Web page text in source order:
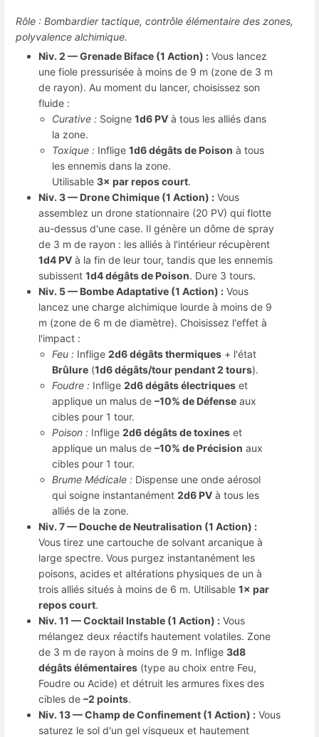
Rôle : Bombardier tactique, contrôle élémentaire des zones,
polyvalence alchimique.
Niv. 2 — Grenade Biface (1 Action) : Vous lancez
une fiole pressurisée à moins de 9 m (zone de 3 m
de rayon). Au moment du lancer, choisissez son
fluide :
Curative : Soigne1d6 PV à tous les alliés dans
la zone.
Toxique : Inflige1d6 dégâts de Poison à tous
les ennemis dans la zone.
Utilisable3× par repos court.
Niv. 3 — Drone Chimique (1 Action) : Vous
assemblez un drone stationnaire (20 PV) qui flotte
au-dessus d'une case. Il génère un dôme de spray
de 3 m de rayon : les alliés à l'intérieur récupèrent
1d4 PV à la fin de leur tour, tandis que les ennemis
subissent 1d4 dégâts de Poison. Dure 3 tours.
Niv. 5 — Bombe Adaptative (1 Action) : Vous
lancez une charge alchimique lourde à moins de 9
m (zone de 6 m de diamètre). Choisissez l'effet à
l'impact :
Feu : Inflige2d6 dégâts thermiques + l'état
Brûlure (1d6 dégâts/tour pendant 2 tours).
Foudre : Inflige2d6 dégâts électriques et
applique un malus de–10% de Défense aux
cibles pour 1 tour.
Poison : Inflige2d6 dégâts de toxines et
applique un malus de–10% de Précision aux
cibles pour 1 tour.
Brume Médicale : Dispense une onde aérosol
qui soigne instantanément2d6 PV à tous les
alliés de la zone.
Niv. 7 — Douche de Neutralisation (1 Action) :
Vous tirez une cartouche de solvant arcanique à
large spectre. Vous purgez instantanément les
poisons, acides et altérations physiques de un à
trois alliés situés à moins de 6 m. Utilisable 1× par
repos court.
Niv. 11 — Cocktail Instable (1 Action) : Vous
mélangez deux réactifs hautement volatiles. Zone
de 3 m de rayon à moins de 9 m. Inflige 3d8
dégâts élémentaires (type au choix entre Feu,
Foudre ou Acide) et détruit les armures fixes des
cibles de –2 points.
Niv. 13 — Champ de Confinement (1 Action) : Vous
saturez le sol d'un gel visqueux et hautement